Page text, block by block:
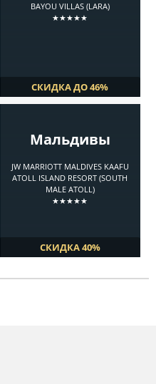
BAYOU VILLAS (LARA)
★★★★★
СКИДКА ДО 46%
Мальдивы
JW MARRIOTT MALDIVES KAAFU
ATOLL ISLAND RESORT (SOUTH
MALE ATOLL)
★★★★★
СКИДКА 40%